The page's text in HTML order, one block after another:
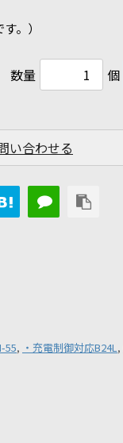
。）
数量 個
い合わせる
55, ・充電制御対応B24L,